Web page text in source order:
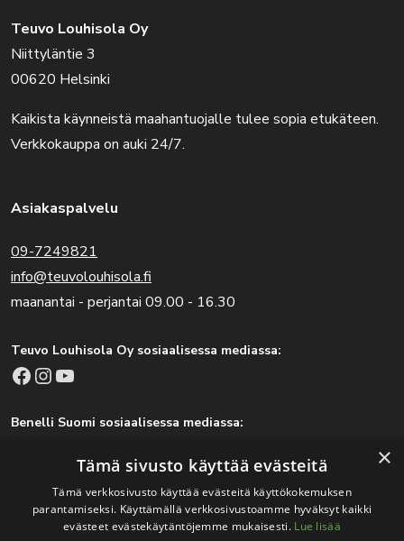
Teuvo Louhisola Oy
Niittyläntie 3
00620 Helsinki
Kaikista käynneistä maahantuojalle tulee sopia etukäteen.
Verkkokauppa on auki 24/7.
Asiakaspalvelu
09-7249821
info@teuvolouhisola.fi
maanantai - perjantai 09.00 - 16.30
Teuvo Louhisola Oy sosiaalisessa mediassa:
Facebook Instagram YouTube
Benelli Suomi sosiaalisessa mediassa:
Tärkeitä linkkejä
×
Tämä sivusto käyttää evästeitä
Tämä verkkosivusto käyttää evästeitä käyttökokemuksen
parantamiseksi. Käyttämällä verkkosivustoamme hyväksyt kaikki
evästeet evästekäytäntöjemme mukaisesti. Lue lisää